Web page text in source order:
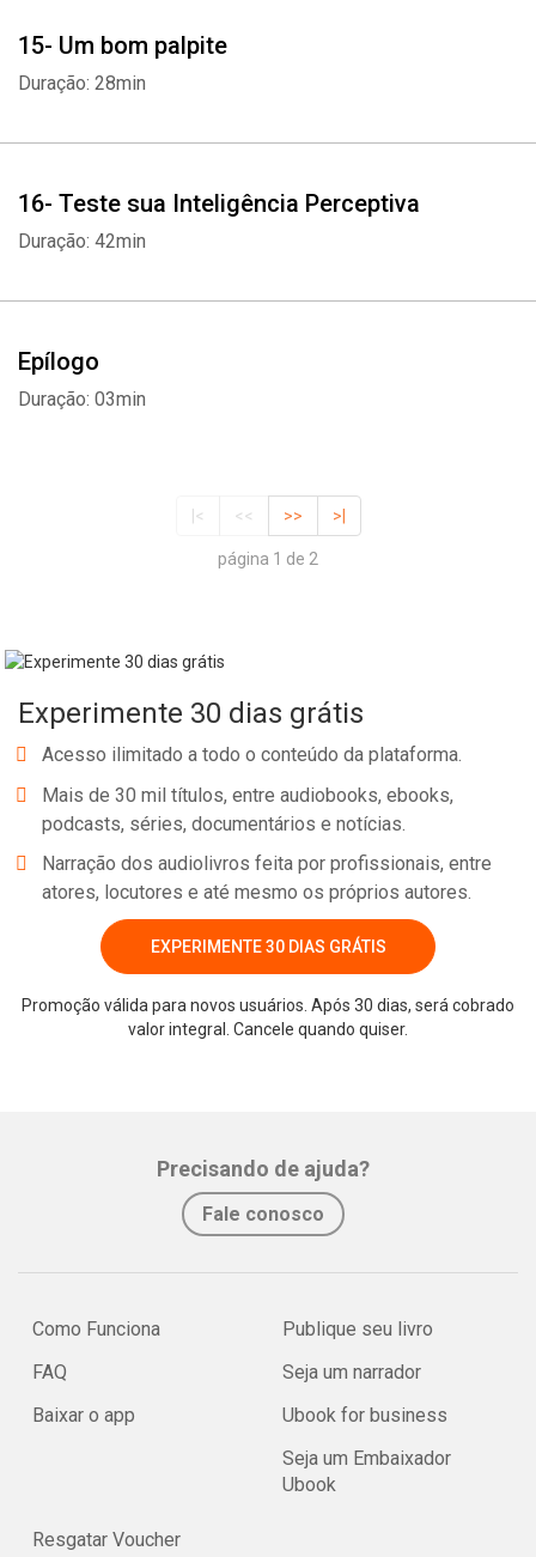
15- Um bom palpite
Duração: 28min
16- Teste sua Inteligência Perceptiva
Duração: 42min
Epílogo
Duração: 03min
|< << >> >|
página 1 de 2
Experimente 30 dias grátis
Acesso ilimitado a todo o conteúdo da plataforma.
Mais de 30 mil títulos, entre audiobooks, ebooks,
podcasts, séries, documentários e notícias.
Narração dos audiolivros feita por profissionais, entre
atores, locutores e até mesmo os próprios autores.
EXPERIMENTE 30 DIAS GRÁTIS
Promoção válida para novos usuários. Após 30 dias, será cobrado
valor integral. Cancele quando quiser.
Precisando de ajuda?
Fale conosco
Como Funciona
FAQ
Baixar o app
Publique seu livro
Seja um narrador
Ubook for business
Seja um Embaixador
Ubook
Resgatar Voucher